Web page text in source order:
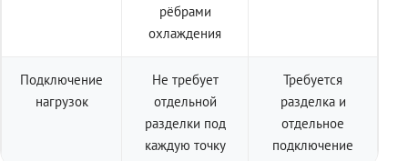
рёбрами
охлаждения
Подключение
нагрузок
Не требует
отдельной
разделки под
каждую точку
Требуется
разделка и
отдельное
подключение